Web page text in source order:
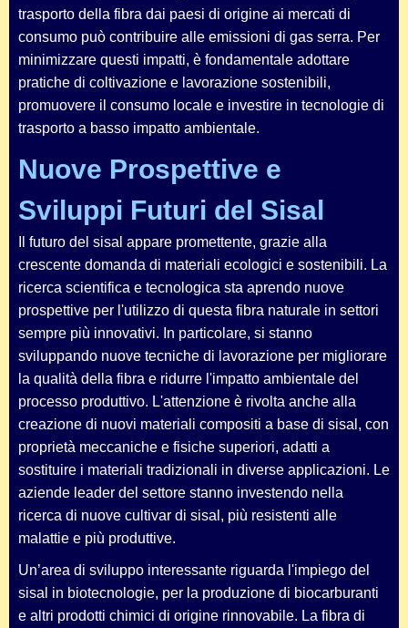
trasporto della fibra dai paesi di origine ai mercati di
consumo può contribuire alle emissioni di gas serra. Per
minimizzare questi impatti, è fondamentale adottare
pratiche di coltivazione e lavorazione sostenibili,
promuovere il consumo locale e investire in tecnologie di
trasporto a basso impatto ambientale.
Nuove Prospettive e
Sviluppi Futuri del Sisal
Il futuro del sisal appare promettente, grazie alla
crescente domanda di materiali ecologici e sostenibili. La
ricerca scientifica e tecnologica sta aprendo nuove
prospettive per l'utilizzo di questa fibra naturale in settori
sempre più innovativi. In particolare, si stanno
sviluppando nuove tecniche di lavorazione per migliorare
la qualità della fibra e ridurre l'impatto ambientale del
processo produttivo. L'attenzione è rivolta anche alla
creazione di nuovi materiali compositi a base di sisal, con
proprietà meccaniche e fisiche superiori, adatti a
sostituire i materiali tradizionali in diverse applicazioni. Le
aziende leader del settore stanno investendo nella
ricerca di nuove cultivar di sisal, più resistenti alle
malattie e più produttive.
Un’area di sviluppo interessante riguarda l'impiego del
sisal in biotecnologie, per la produzione di biocarburanti
e altri prodotti chimici di origine rinnovabile. La fibra di